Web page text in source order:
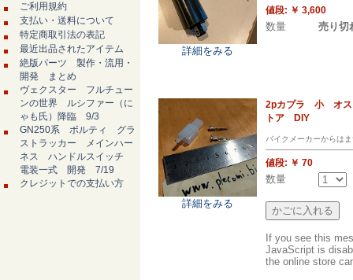
ご利用規約
支払い・送料について
特定商取引法の表記
最近出品されたアイテム
絶版パーツ 製作・流用・
開発 まとめ
ヴェクスター フルチュー
ンの世界 ルシファー（に
ゃも氏）降臨 9/3
GN250系 ボルティ グラ
ストラッカー メインハー
ネス ハンドルスイッチ
電装一式 開発 7/19
クレジットでの支払い方
詳細をみる
値段: ￥ 3,600
数量 売り切
詳細をみる
2pカプラ 小 オ
トア DIY
バイクメーカーからは
値段: ￥ 70
数量
If you see this
JavaScript is
the online store